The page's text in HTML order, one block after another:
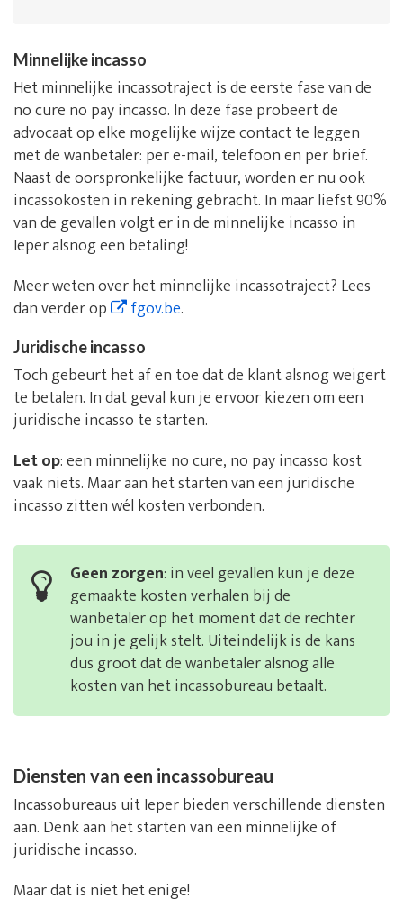
Minnelijke incasso
Het minnelijke incassotraject is de eerste fase van de
no cure no pay incasso. In deze fase probeert de
advocaat op elke mogelijke wijze contact te leggen
met de wanbetaler: per e-mail, telefoon en per brief.
Naast de oorspronkelijke factuur, worden er nu ook
incassokosten in rekening gebracht. In maar liefst 90%
van de gevallen volgt er in de minnelijke incasso in
Ieper alsnog een betaling!
Meer weten over het minnelijke incassotraject? Lees
dan verder op
fgov.be.
Juridische incasso
Toch gebeurt het af en toe dat de klant alsnog weigert
te betalen. In dat geval kun je ervoor kiezen om een
juridische incasso te starten.
Let op: een minnelijke no cure, no pay incasso kost
vaak niets. Maar aan het starten van een juridische
incasso zitten wél kosten verbonden.
Geen zorgen: in veel gevallen kun je deze
gemaakte kosten verhalen bij de
wanbetaler op het moment dat de rechter
jou in je gelijk stelt. Uiteindelijk is de kans
dus groot dat de wanbetaler alsnog alle
kosten van het incassobureau betaalt.
Diensten van een incassobureau
Incassobureaus uit Ieper bieden verschillende diensten
aan. Denk aan het starten van een minnelijke of
juridische incasso.
Maar dat is niet het enige!